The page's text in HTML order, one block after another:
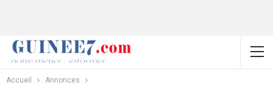
Accueil Annonces